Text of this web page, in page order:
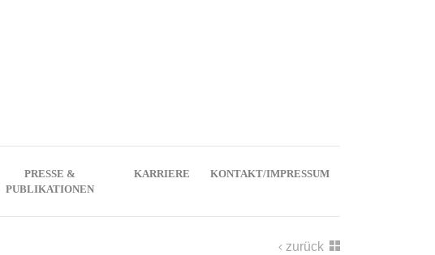
PRESSE &
PUBLIKATIONEN
KARRIERE KONTAKT/IMPRESSUM
zurück